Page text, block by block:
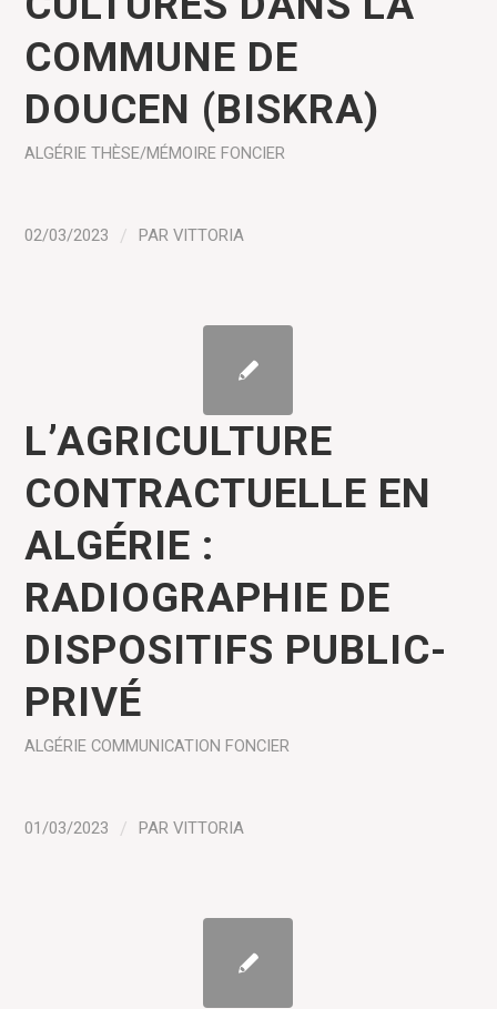
COMMUNE DE
DOUCEN (BISKRA)
ALGÉRIE THÈSE/MÉMOIRE FONCIER
02/03/2023 / PARVITTORIA
L’AGRICULTURE
CONTRACTUELLE EN
ALGÉRIE :
RADIOGRAPHIE DE
DISPOSITIFS PUBLIC-
PRIVÉ
ALGÉRIE COMMUNICATION FONCIER
01/03/2023 / PARVITTORIA